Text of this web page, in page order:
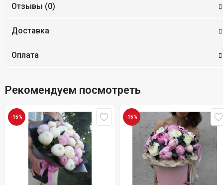
Отзывы (0)
Доставка
Оплата
Рекомендуем посмотреть
-15% -15%